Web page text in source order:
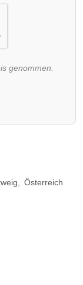
genommen.
Österreich